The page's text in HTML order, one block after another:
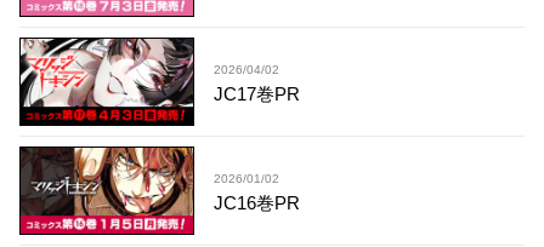
2026/04/02
JC17巻PR
2026/01/02
JC16巻PR